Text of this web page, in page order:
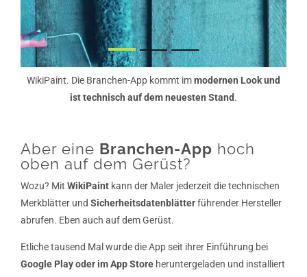
WikiPaint. Die Branchen-App kommt immodernen Look und
ist technisch auf dem neuesten Stand.
Aber eine Branchen-App hoch
oben auf dem Gerüst?
Wozu? Mit WikiPaint kann der Maler jederzeit die tech­nischen
Merkblätter und Si­cher­heits­da­tenblätterfüh­ren­der Her­steller
abrufen. Eben auch auf dem Gerüst.
Etliche tausend Mal wurde die App seit ihrer Einführung bei
Google Play oder im App Store heruntergeladen und installiert